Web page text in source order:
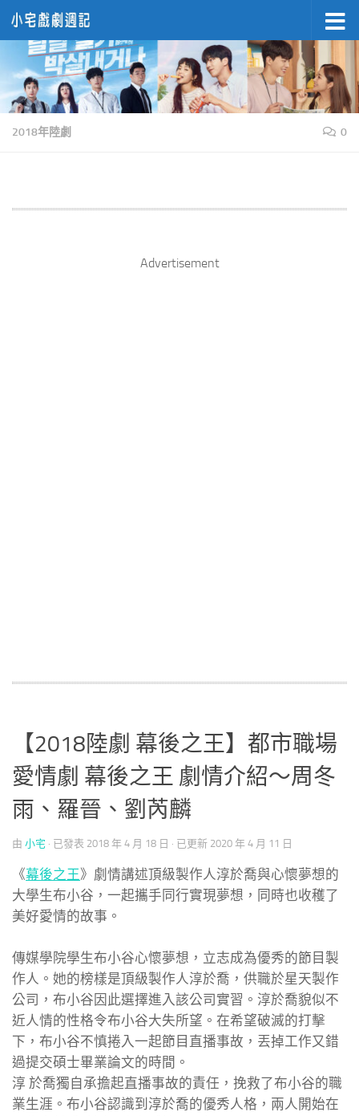
Skip to content
2018年陸劇 0
Advertisement
【2018陸劇 幕後之王】都市職場
愛情劇 幕後之王 劇情介紹～周冬
雨、羅晉、劉芮麟
由 小宅 · 已發表 2018 年 4 月 18 日 · 已更新 2020 年 4 月 11 日
《幕後之王》劇情講述頂級製作人淳於喬與心懷夢想的
大學生布小谷，一起攜手同行實現夢想，同時也收穫了
美好愛情的故事。
傳媒學院學生布小谷心懷夢想，立志成為優秀的節目製
作人。她的榜樣是頂級製作人淳於喬，供職於星天製作
公司，布小谷因此選擇進入該公司實習。淳於喬貌似不
近人情的性格令布小谷大失所望。在希望破滅的打擊
下，布小谷不慎捲入一起節目直播事故，丟掉工作又錯
過提交碩士畢業論文的時間。
淳 於喬獨自承擔起直播事故的責任，挽救了布小谷的職
業生涯。布小谷認識到淳於喬的優秀人格，兩人開始在